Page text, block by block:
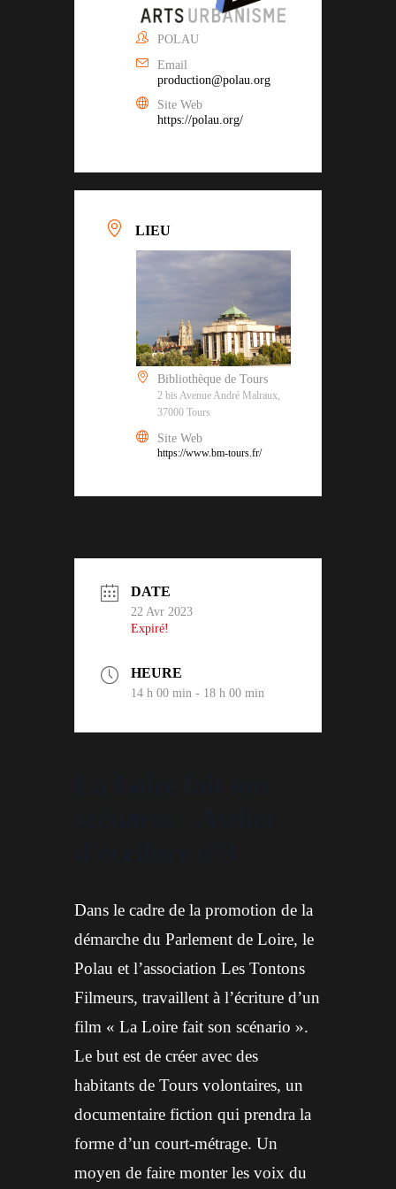
POLAU
Email
production@polau.org
Site Web
https://polau.org/
LIEU
Bibliothèque de Tours
2 bis Avenue André Malraux,
37000 Tours
Site Web
https://www.bm-tours.fr/
DATE
22 Avr 2023
Expiré!
HEURE
14 h 00 min - 18 h 00 min
Dans le cadre de la promotion de la
démarche du Parlement de Loire, le
Polau et l’association Les Tontons
Filmeurs, travaillent à l’écriture d’un
film « La Loire fait son scénario ».
Le but est de créer avec des
habitants de Tours volontaires, un
documentaire fiction qui prendra la
forme d’un court-métrage. Un
moyen de faire monter les voix du